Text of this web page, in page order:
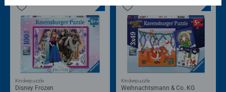
Disney Frozen
Kinderpuzzle
Weihnachtsmann & Co. KG
Kinderpuzzle